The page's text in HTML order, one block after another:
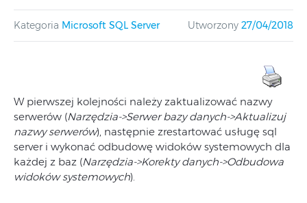
Kategoria Microsoft SQL Server Utworzony 27/04/2018
W pierwszej kolejności należy zaktualizować nazwy
serwerów (Narzędzia->Serwer bazy danych->Aktualizuj
nazwy serwerów), następnie zrestartować usługę sql
server i wykonać odbudowę widoków systemowych dla
każdej z baz (Narzędzia->Korekty danych->Odbudowa
widoków systemowych).